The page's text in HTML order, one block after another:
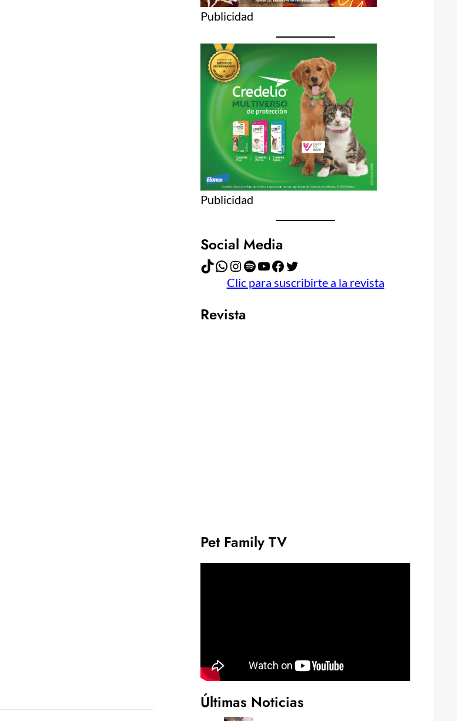
Publicidad
Publicidad
Social Media
TikTok WhatsApp Instagram Spotify YouTube Facebook Twitter
Clic para suscribirte a la revista
Revista
Pet Family TV
Últimas Noticias